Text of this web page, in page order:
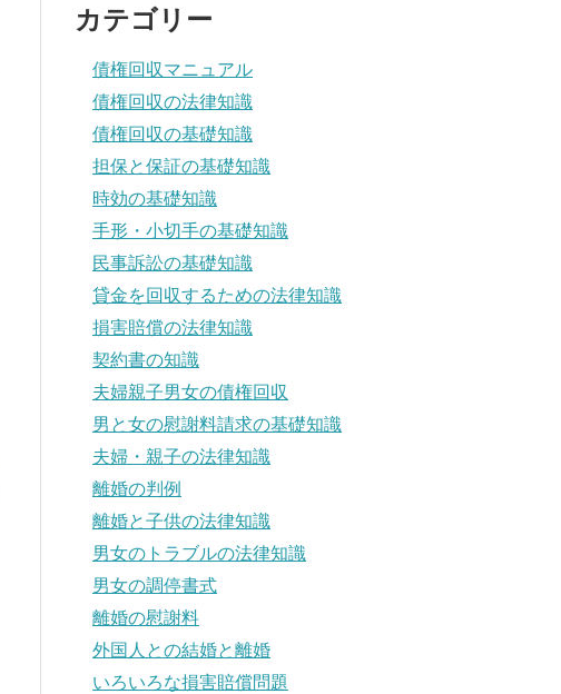
カテゴリー
債権回収マニュアル
債権回収の法律知識
債権回収の基礎知識
担保と保証の基礎知識
時効の基礎知識
手形・小切手の基礎知識
民事訴訟の基礎知識
貸金を回収するための法律知識
損害賠償の法律知識
契約書の知識
夫婦親子男女の債権回収
男と女の慰謝料請求の基礎知識
夫婦・親子の法律知識
離婚の判例
離婚と子供の法律知識
男女のトラブルの法律知識
男女の調停書式
離婚の慰謝料
外国人との結婚と離婚
いろいろな損害賠償問題